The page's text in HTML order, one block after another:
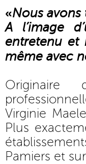
«Nous avons
A l’image
entretenu et
même avec
Originaire
Virginie
Plus
Pamiers et